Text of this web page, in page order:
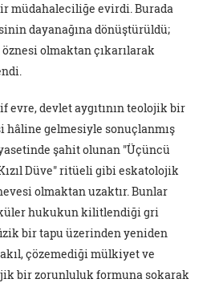
müdahaleciliğe evirdi. Burada
dayanağına dönüştürüldü;
olmaktan çıkarılarak
devlet aygıtının teolojik bir
gelmesiyle sonuçlanmış
şahit olunan "Üçüncü
Düve" ritüeli gibi eskatolojik
olmaktan uzaktır. Bunlar
hukukun kilitlendiği gri
bir tapu üzerinden yeniden
çözemediği mülkiyet ve
bir zorunluluk formuna sokarak